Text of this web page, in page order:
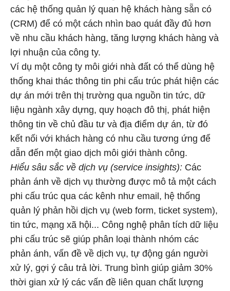
các hệ thống quản lý quan hệ khách hàng sẵn có
(CRM) để có một cách nhìn bao quát đầy đủ hơn
về nhu cầu khách hàng, tăng lượng khách hàng và
lợi nhuận của công ty.
Ví dụ một công ty môi giới nhà đất có thể dùng hệ
thống khai thác thông tin phi cấu trúc phát hiện các
dự án mới trên thị trường qua nguồn tin tức, dữ
liệu ngành xây dựng, quy hoạch đô thị, phát hiện
thông tin về chủ đầu tư và địa điểm dự án, từ đó
kết nối với khách hàng có nhu cầu tương ứng để
dẫn đến một giao dịch môi giới thành công.
Hiểu sâu sắc về dịch vụ (service insights): Các
phản ánh về dịch vụ thường được mô tả một cách
phi cấu trúc qua các kênh như email, hệ thống
quản lý phản hồi dịch vụ (web form, ticket system),
tin tức, mạng xã hội... Công nghệ phân tích dữ liệu
phi cấu trúc sẽ giúp phân loại thành nhóm các
phản ánh, vấn đề về dịch vụ, tự động gán người
xử lý, gợi ý câu trả lời. Trung bình giúp giảm 30%
thời gian xử lý các vấn đề liên quan chất lượng